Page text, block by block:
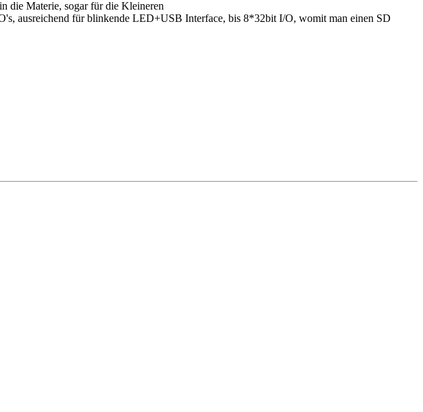
die Materie, sogar für die Kleineren
ausreichend für blinkende LED+USB Interface, bis 8*32bit I/O, womit man einen SD